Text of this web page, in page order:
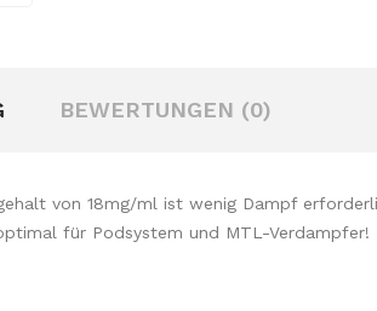
BEWERTUNGEN (0)
von 18mg/ml ist wenig Dampf
für Podsystem und MTL-Verdampfer!